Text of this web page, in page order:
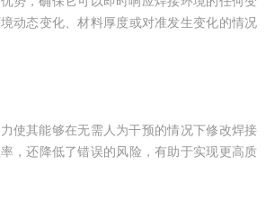
动态变化、材料厚度或对准发生变化的情况
其能够在无需人为干预的情况下修改焊接
，还降低了错误的风险，有助于实现更高质